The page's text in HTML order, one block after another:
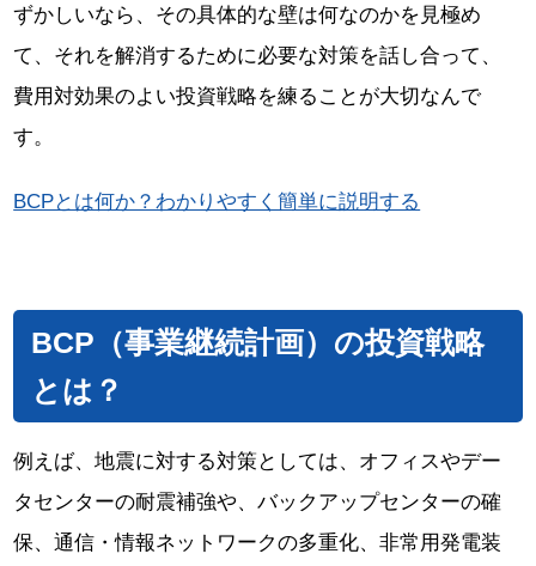
ずかしいなら、その具体的な壁は何なのかを見極め
て、それを解消するために必要な対策を話し合って、
費用対効果のよい投資戦略を練ることが大切なんで
す。
BCPとは何か？わかりやすく簡単に説明する
BCP（事業継続計画）の投資戦略
とは？
例えば、地震に対する対策としては、オフィスやデー
タセンターの耐震補強や、バックアップセンターの確
保、通信・情報ネットワークの多重化、非常用発電装